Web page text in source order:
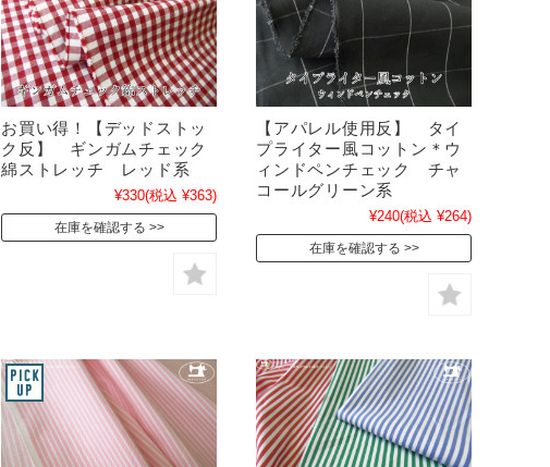
お買い得！【デッドストッ
ク反】 ギンガムチェック
綿ストレッチ レッド系
¥330(税込 ¥363)
在庫を確認する
【アパレル使用反】 タイ
プライター風コットン＊ウ
ィンドペンチェック チャ
コールグリーン系
¥240(税込 ¥264)
在庫を確認する